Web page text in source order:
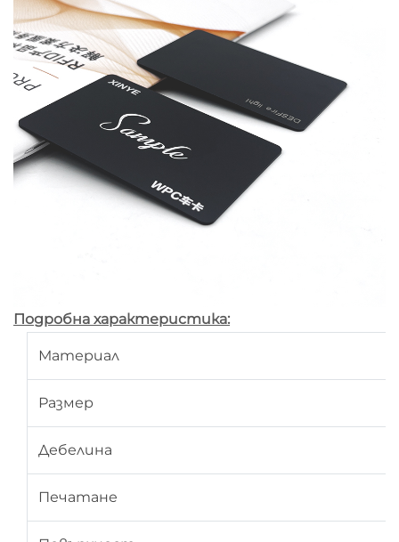
Подробна характеристика:
Материал
Размер
Дебелина
Печатане